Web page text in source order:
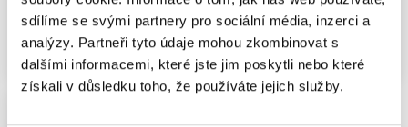
sdílíme se svými partnery pro sociální média, inzerci a
analýzy. Partneři tyto údaje mohou zkombinovat s
dalšími informacemi, které jste jim poskytli nebo které
získali v důsledku toho, že používáte jejich služby.
Koupit
Skladem ㅤ
Mám záujem
Aktuálně nedostupné